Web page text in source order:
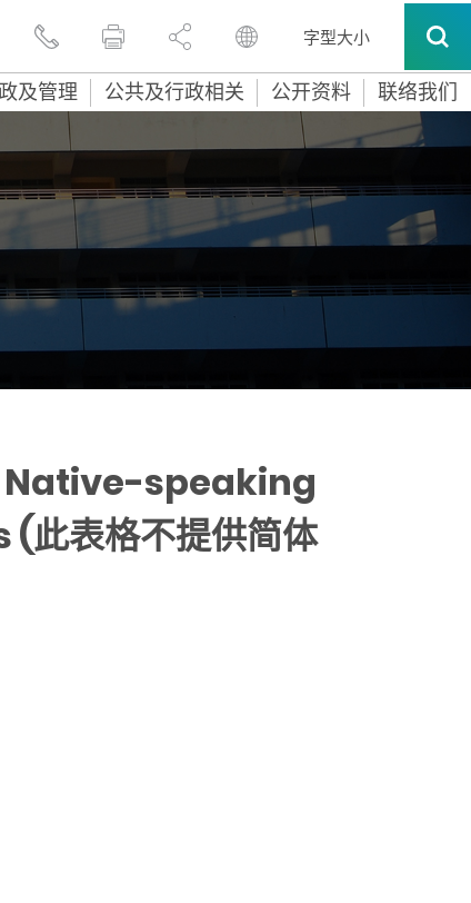
字型大小
及管理 公共及行政相关 公开资料 联络我们
Native-speaking
表格不提供简体